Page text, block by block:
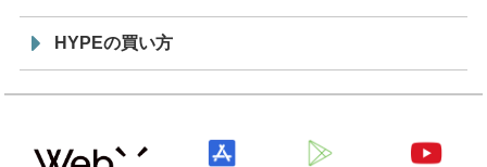
HYPEの買い方